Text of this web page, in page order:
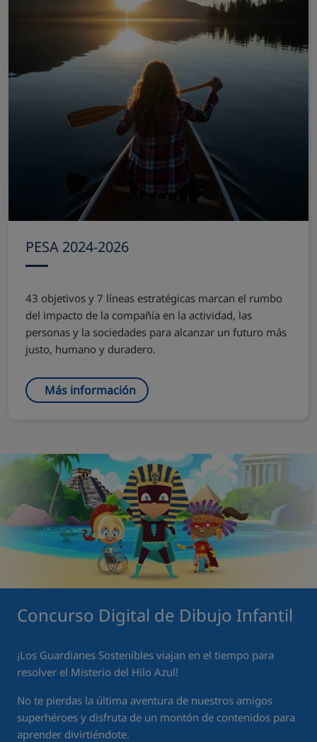
PESA 2024-2026
43 objetivos y 7 líneas estratégicas marcan el rumbo
del impacto de la compañía en la actividad, las
personas y la sociedades para alcanzar un futuro más
justo, humano y duradero.
Más información
Concurso Digital de Dibujo Infantil
¡Los Guardianes Sostenibles viajan en el tiempo para
resolver el Misterio del Hilo Azul!
No te pierdas la última aventura de nuestros amigos
superhéroes y disfruta de un montón de contenidos para
aprender divirtiéndote.